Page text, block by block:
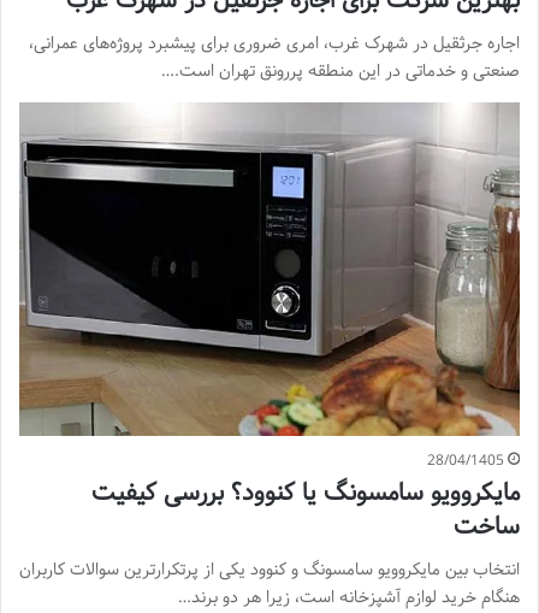
اجاره جرثقیل در شهرک غرب، امری ضروری برای پیشبرد پروژه‌های عمرانی،
صنعتی و خدماتی در این منطقه پررونق تهران است.…
28/04/1405
مایکروویو سامسونگ یا کنوود؟ بررسی کیفیت
ساخت
انتخاب بین مایکروویو سامسونگ و کنوود یکی از پرتکرارترین سوالات کاربران
هنگام خرید لوازم آشپزخانه است، زیرا هر دو برند…